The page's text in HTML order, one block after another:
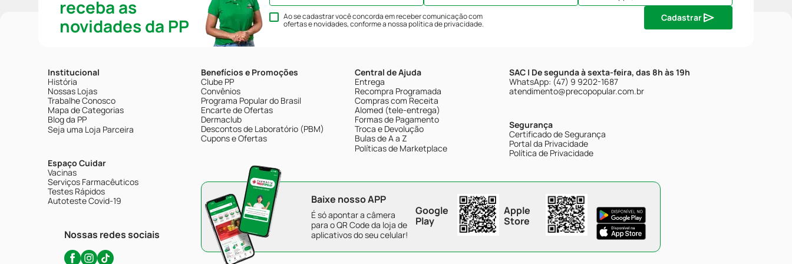
receba as
novidades da PP
Ao se cadastrar você concorda em receber comunicação com
ofertas e novidades, conforme a nossapolítica de privacidade.
Cadastrar
Institucional
História
Nossas Lojas
Trabalhe Conosco
Mapa de Categorias
Blog da PP
Seja uma Loja Parceira
Espaço Cuidar
Vacinas
Serviços Farmacêuticos
Testes Rápidos
Autoteste Covid-19
Nossas redes sociais
Benefícios e Promoções
Clube PP
Convênios
Programa Popular do Brasil
Encarte de Ofertas
Dermaclub
Descontos de Laboratório (PBM)
Cupons e Ofertas
Central de Ajuda
Entrega
Recompra Programada
Compras com Receita
Alomed (tele-entrega)
Formas de Pagamento
Troca e Devolução
Bulas de A a Z
Políticas de Marketplace
SAC | De segunda à sexta-feira, das 8h às 19h
WhatsApp: (47) 9 9202-1687
atendimento@precopopular.com.br
Segurança
Certificado de Segurança
Portal da Privacidade
Política de Privacidade
Baixe nosso APP
É só apontar a câmera
para o QR Code da loja de
aplicativos do seu celular!
Google
Play
Apple
Store